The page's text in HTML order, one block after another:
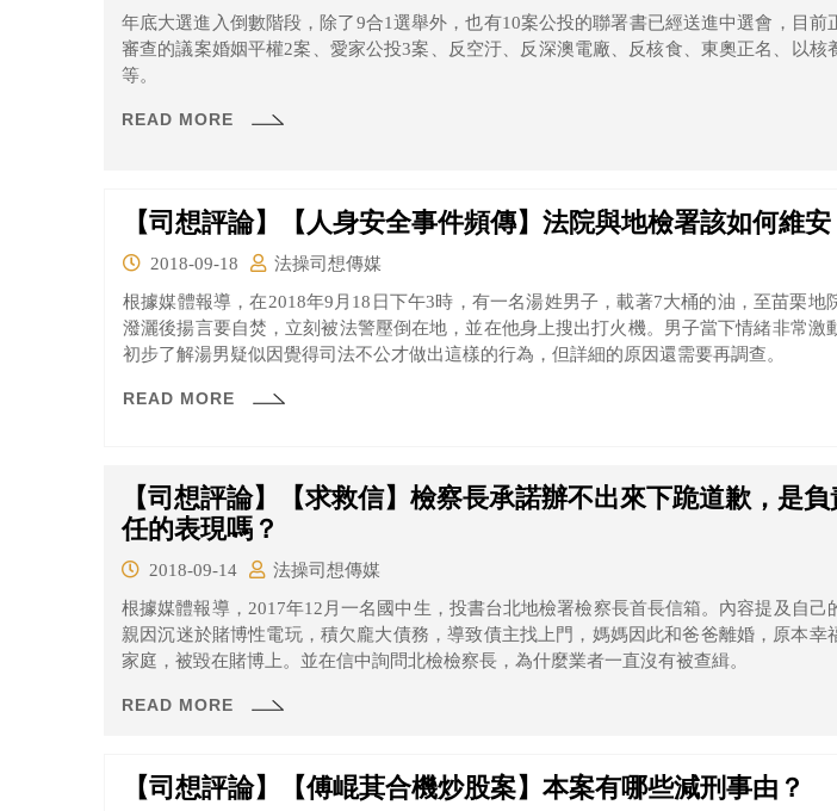
年底大選進入倒數階段，除了9合1選舉外，也有10案公投的聯署書已經送進中選會，目前
審查的議案婚姻平權2案、愛家公投3案、反空汙、反深澳電廠、反核食、東奧正名、以核
等。
READ MORE
【司想評論】【人身安全事件頻傳】法院與地檢署該如何維安
2018-09-18
法操司想傳媒
根據媒體報導，在2018年9月18日下午3時，有一名湯姓男子，載著7大桶的油，至苗栗地
潑灑後揚言要自焚，立刻被法警壓倒在地，並在他身上搜出打火機。男子當下情緒非常激
初步了解湯男疑似因覺得司法不公才做出這樣的行為，但詳細的原因還需要再調查。
READ MORE
【司想評論】【求救信】檢察長承諾辦不出來下跪道歉，是負
任的表現嗎？
2018-09-14
法操司想傳媒
根據媒體報導，2017年12月一名國中生，投書台北地檢署檢察長首長信箱。內容提及自己
親因沉迷於賭博性電玩，積欠龐大債務，導致債主找上門，媽媽因此和爸爸離婚，原本幸
家庭，被毀在賭博上。並在信中詢問北檢檢察長，為什麼業者一直沒有被查緝。
READ MORE
【司想評論】【傅崐萁合機炒股案】本案有哪些減刑事由？